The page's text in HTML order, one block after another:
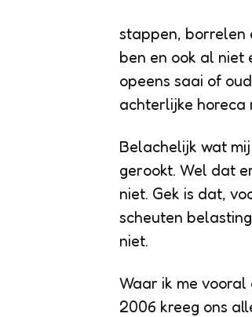
stappen, borrelen
ben en ook al niet
opeens saai of
achterlijke horeca
Belachelijk wat
gerookt. Wel dat
niet. Gek is dat,
scheuten
niet.
Waar ik me vooral
2006 kreeg ons